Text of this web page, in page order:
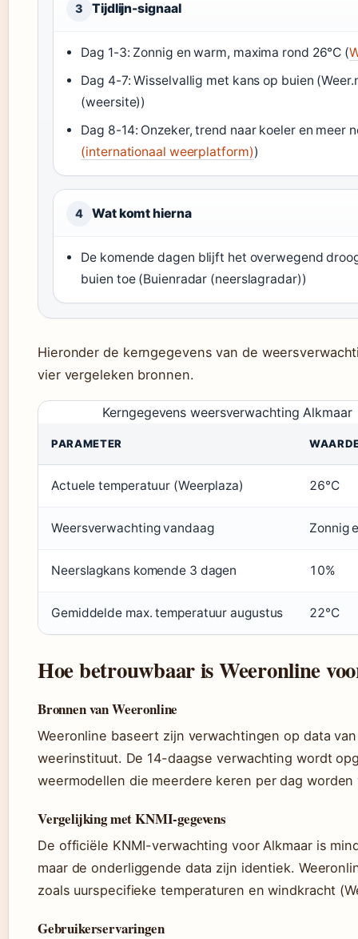
3 Tijdlijn-signaal
Dag 1-3: Zonnig en warm, maxima rond 26°C (
Dag 4-7: Wisselvallig met kans op buien
(weersite))
Dag 8-14: Onzeker, trend naar koeler en meer
(internationaal weerplatform))
4 Wat komt hierna
De komende dagen blijft het overwegend
buien toe (Buienradar (neerslagradar))
Hieronder de kerngegevens van de
vier vergeleken bronnen.
Kerngegevens weersverwachting Alkmaar
PARAMETER
Actuele temperatuur (Weerplaza) 26°C
Weersverwachting vandaag Zonnig
Neerslagkans komende 3 dagen 10%
Gemiddelde max. temperatuur augustus 22°C
Hoe betrouwbaar is Weeronline
Bronnen van Weeronline
Weeronline baseert zijn verwachtingen op data
weerinstituut. De 14-daagse verwachting wordt
weermodellen die meerdere keren per dag
Vergelijking met KNMI-gegevens
De officiële KNMI-verwachting voor Alkmaar is
maar de onderliggende data zijn identiek.
zoals uurspecifieke temperaturen en windkracht
Gebruikerservaringen